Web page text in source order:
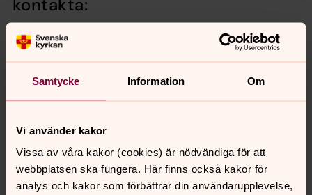
Samtycke Information Om
Vi använder kakor
Vissa av våra kakor (cookies) är nödvändiga för att
webbplatsen ska fungera. Här finns också kakor för
analys och kakor som förbättrar din användarupplevelse,